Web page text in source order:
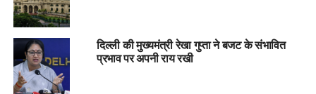
दिल्ली की मुख्यमंत्री रेखा गुप्ता ने बजट के संभावित
प्रभाव पर अपनी राय रखी